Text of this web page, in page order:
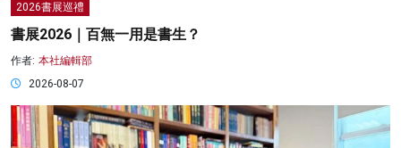
2026書展巡禮
書展2026｜百無一用是書生？
作者: 本社編輯部
2026-08-07